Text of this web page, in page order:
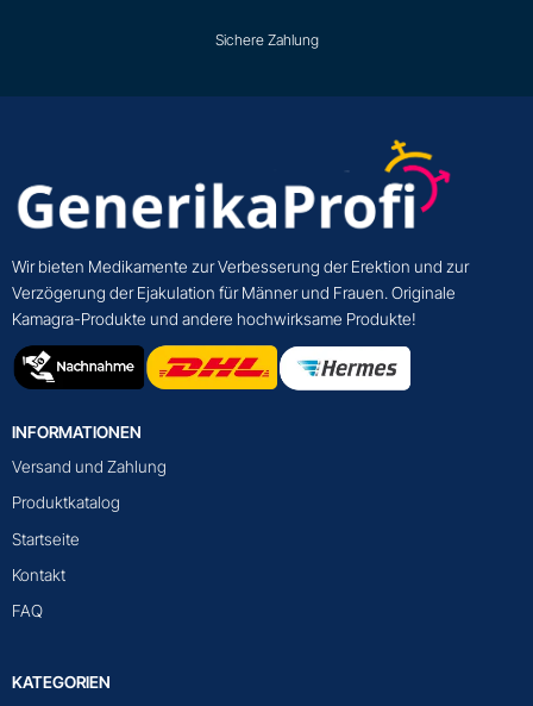
Sichere Zahlung
Wir bieten Medikamente zur Verbesserung der Erektion und zur
Verzögerung der Ejakulation für Männer und Frauen. Originale
Kamagra-Produkte und andere hochwirksame Produkte!
INFORMATIONEN
Versand und Zahlung
Produktkatalog
Startseite
Kontakt
FAQ
KATEGORIEN